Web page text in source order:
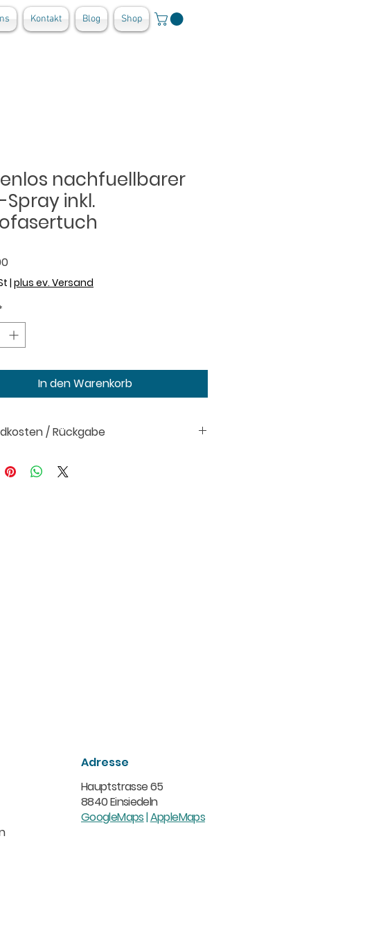
Kontakt Blog Shop
nachfuellbarer
Spray inkl.
Preis
| plus ev. Versand
In den Warenkorb
/ Rückgabe
Innerhalb von 14 Tagen, Rückversand
Adresse
Hauptstrasse 65
8840 Einsiedeln
GoogleMaps|AppleMaps